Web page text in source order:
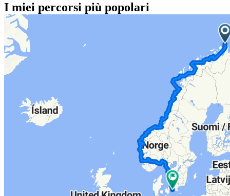
I miei percorsi più popolari